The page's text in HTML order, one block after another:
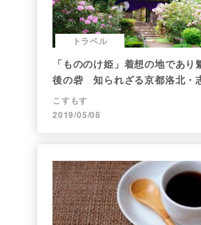
トラベル
「もののけ姫」着想の地であり
後の砦 知られざる京都洛北・
こすもす
2019/05/08